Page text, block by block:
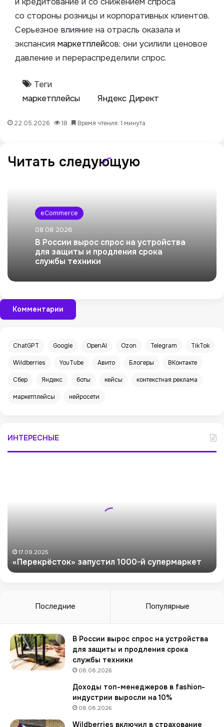
со стороны розницы и корпоративных клиентов.
Серьезное влияние на отрасль оказала и
экспансия маркетплейсов: они усилили ценовое
давление и перераспределили спрос.
Теги
маркетплейсы
Яндекс Директ
22.05.2026 18 Время чтения: 1 минута
Читать следующую
eCommerce
08.08.2026
В России вырос спрос на устройства
для защиты и продления срока
службы техники
Комментарии
ChatGPT Google OpenAI Ozon Telegram TikTok
Wildberries YouTube Авито Блогеры ВКонтакте
Сбер Яндекс боты кейсы контекстная реклама
маркетплейсы нейросети
ИНТЕРЕСНЫЕ
о
п
у
с
и
0
17.09.2025
«Перекрёсток» запустил 1000-й супермаркет
Последние Популярные
В России вырос спрос на устройства
для защиты и продления срока
службы техники
08.08.2026
Доходы топ-менеджеров в fashion-
индустрии выросли на 10%
08.08.2026
Wildberries включил в страхование